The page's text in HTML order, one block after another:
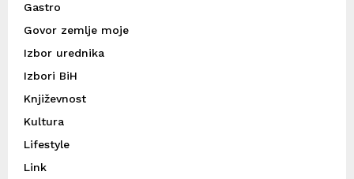
Gastro
Govor zemlje moje
Izbor urednika
Izbori BiH
Književnost
Kultura
Lifestyle
Link